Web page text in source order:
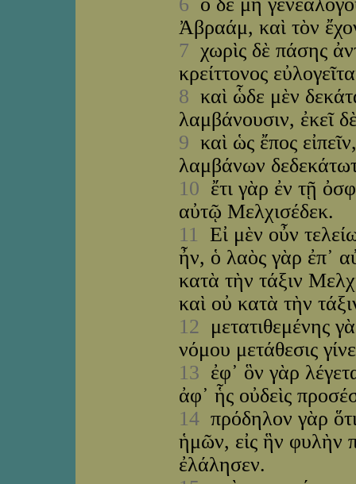
Ἀβραάμ, καὶ τὸν
7 χωρὶς δὲ πάσης
κρείττονος
8 καὶ ὧδε μὲν
λαμβάνουσιν, ἐκεῖ
9 καὶ ὡς ἔπος
λαμβάνων
10 ἔτι γὰρ ἐν τῇ
αὐτῷ Μελχισέδεκ.
11 Εἰ μὲν οὖν
ἦν, ὁ λαὸς γὰρ ἐπ᾽
κατὰ τὴν τάξιν
καὶ οὐ κατὰ τὴν
12 μετατιθεμένης
νόμου μετάθεσις
13 ἐφ᾽ ὃν γὰρ
ἀφ᾽ ἧς οὐδεὶς
14 πρόδηλον γὰρ
ἡμῶν, εἰς ἣν φυλὴν
ἐλάλησεν.